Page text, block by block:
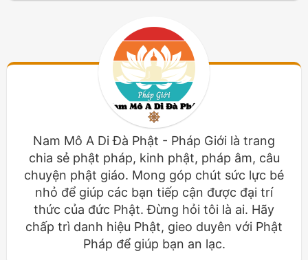
Nam Mô A Di Đà Phật - Pháp Giới là trang
chia sẻ phật pháp, kinh phật, pháp âm, câu
chuyện phật giáo. Mong góp chút sức lực bé
nhỏ để giúp các bạn tiếp cận được đại trí
thức của đức Phật. Đừng hỏi tôi là ai. Hãy
chấp trì danh hiệu Phật, gieo duyên với Phật
Pháp để giúp bạn an lạc.